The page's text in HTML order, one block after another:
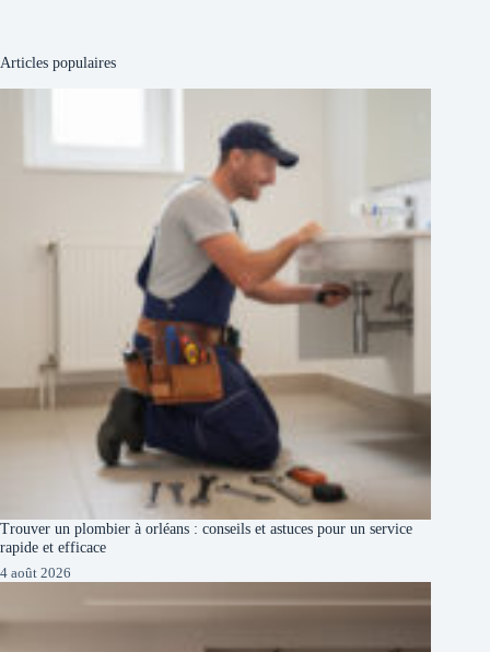
Articles populaires
Trouver un plombier à orléans : conseils et astuces pour un service
rapide et efficace
4 août 2026